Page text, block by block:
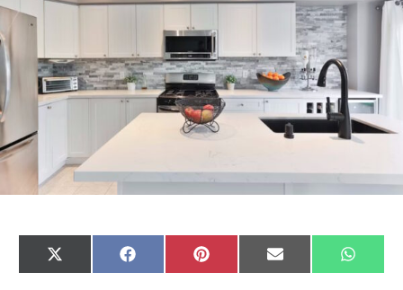
C
o
X
(
C
o
F
a
C
o
P
i
C
o
E
m
C
o
W
h